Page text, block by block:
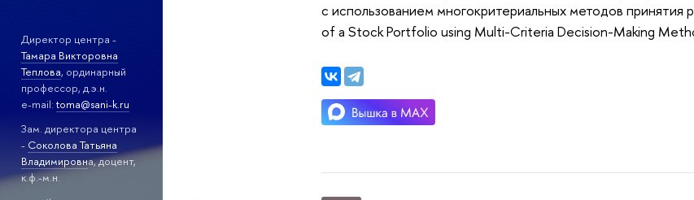
Директор центра -
Тамара Викторовна
Теплова, ординарный
профессор, д.э.н.
e-mail: toma@sani-k.ru
Зам. директора центра
- Соколова Татьяна
Владимировна, доцент,
к.ф.-м.н.
с использованием многокритериальных методов
of a Stock Portfolio using Multi-Criteria Decision-Making